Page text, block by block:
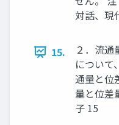
対話、現
15.
２．流
について
通量と位
量と位差
子 15